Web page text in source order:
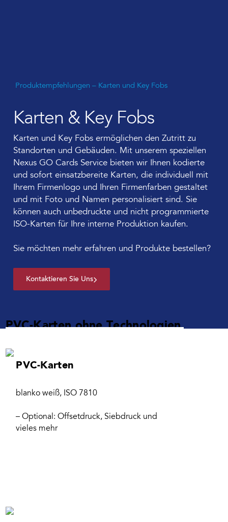
Produktempfehlungen – Karten und Key Fobs
Karten & Key Fobs
Karten und Key Fobs ermöglichen den Zutritt zu
Standorten und Gebäuden. Mit unserem speziellen
Nexus GO Cards Service bieten wir Ihnen kodierte
und sofort einsatzbereite Karten, die individuell mit
Ihrem Firmenlogo und Ihren Firmenfarben gestaltet
und mit Foto und Namen personalisiert sind. Sie
können auch unbedruckte und nicht programmierte
ISO-Karten für Ihre interne Produktion kaufen.
Sie möchten mehr erfahren und Produkte bestellen?
Kontaktieren Sie Uns
PVC-Karten ohne Technologien
PVC-Karten
blanko weiß, ISO 7810
– Optional: Offsetdruck, Siebdruck und
vieles mehr